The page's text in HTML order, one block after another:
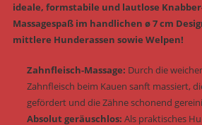
ideale, formstabile und lautlose
Massagespaß im handlichen ø 7 cm
mittlere Hunderassen sowie Welpen!
Zahnfleisch-Massage: Durch die
Zahnfleisch beim Kauen sanft massiert,
gefördert und die Zähne schonend
Absolut geräuschlos: Als praktisches